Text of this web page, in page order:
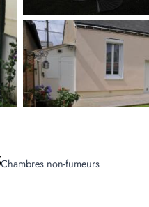
Chambres non-fumeurs